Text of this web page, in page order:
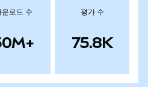
운로드 수 평가 수
75.8K